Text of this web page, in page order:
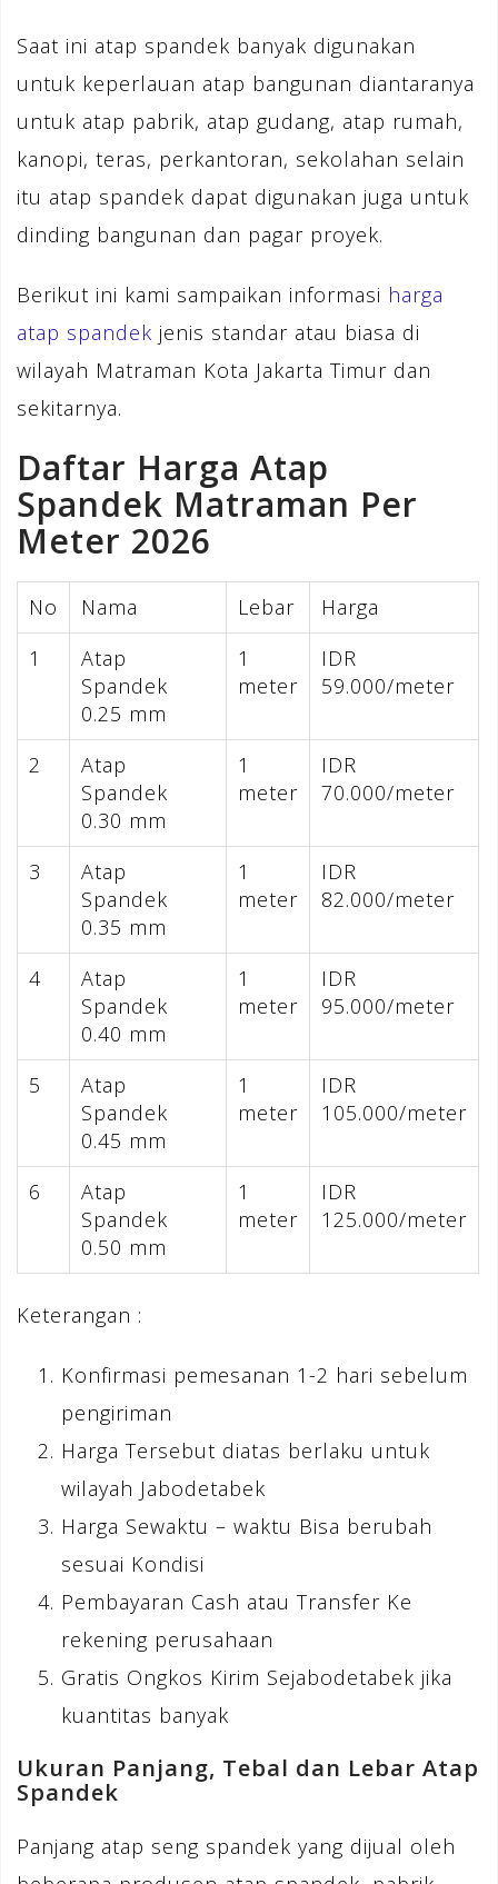
Saat ini atap spandek banyak digunakan
untuk keperlauan atap bangunan diantaranya
untuk atap pabrik, atap gudang, atap rumah,
kanopi, teras, perkantoran, sekolahan selain
itu atap spandek dapat digunakan juga untuk
dinding bangunan dan pagar proyek.
Berikut ini kami sampaikan informasi harga
atap spandek jenis standar atau biasa di
wilayah Matraman Kota Jakarta Timur dan
sekitarnya.
Daftar Harga Atap
Spandek Matraman Per
Meter 2026
No Nama Lebar
Harga
1
Atap
Spandek
0.25 mm
1
meter
IDR
59.000/meter
2
Atap
Spandek
0.30 mm
1
meter
IDR
70.000/meter
3
Atap
Spandek
0.35 mm
1
meter
IDR
82.000/meter
4
Atap
Spandek
0.40 mm
1
meter
IDR
95.000/meter
5
Atap
Spandek
0.45 mm
1
meter
IDR
105.000/meter
6
Atap
Spandek
0.50 mm
1
meter
IDR
125.000/meter
Keterangan :
Konfirmasi pemesanan 1-2 hari sebelum
pengiriman
Harga Tersebut diatas berlaku untuk
wilayah Jabodetabek
Harga Sewaktu – waktu Bisa berubah
sesuai Kondisi
Pembayaran Cash atau Transfer Ke
rekening perusahaan
Gratis Ongkos Kirim Sejabodetabek jika
kuantitas banyak
Ukuran Panjang, Tebal dan Lebar Atap
Spandek
Panjang atap seng spandek yang dijual oleh